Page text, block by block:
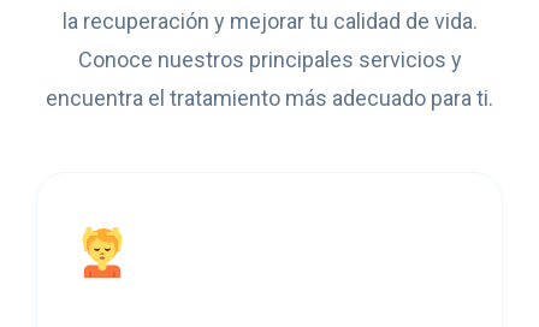
la recuperación y mejorar tu calidad de vida.
Conoce nuestros principales servicios y
encuentra el tratamiento más adecuado para ti.